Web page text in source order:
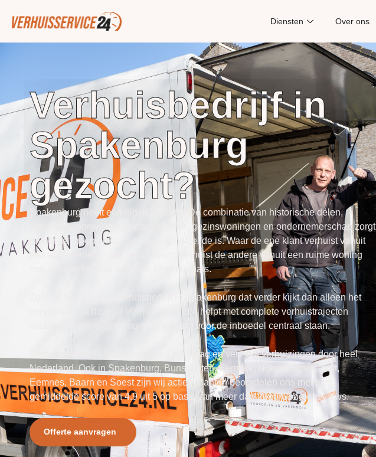
Diensten Over ons
Verhuisbedrijf in
Spakenburg
gezocht?
Spakenburg heeft een eigen karakter. De combinatie van historische delen,
moderne woonwijken, appartementen, gezinswoningen en ondernemerschap zorgt
ervoor dat geen enkele verhuizing hetzelfde is. Waar de ene klant verhuist vanuit
een appartement nabij het centrum, verhuist de andere vanuit een ruime woning
met garage, kantoor aan huis of werkplaats.
Zoek je een ervaren verhuisbedrijf in Spakenburg dat verder kijkt dan alleen het
vervoeren van dozen? Verhuisservice24 helpt met complete verhuistrajecten
waarbij voorbereiding, logistiek en zorg voor de inboedel centraal staan.
Verhuisservice24 is gevestigd in Den Haag en verzorgt verhuizingen door heel
Nederland. Ook in Spakenburg, Bunschoten, Eemdijk, Nijkerk, Amersfoort,
Eemnes, Baarn en Soest zijn wij actief. Klanten beoordelen ons met een
gemiddelde score van 4.9 uit 5 op basis van meer dan 2210 Google reviews.
Offerte aanvragen